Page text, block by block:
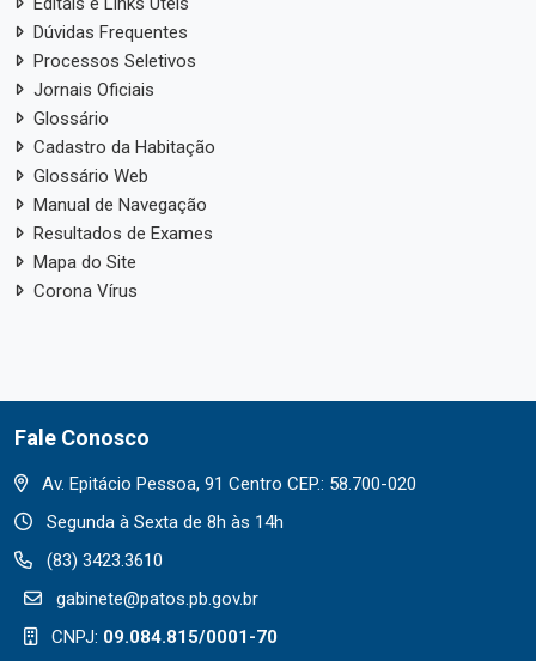
Dúvidas Frequentes
Processos Seletivos
Jornais Oficiais
Glossário
Cadastro da Habitação
Glossário Web
Manual de Navegação
Resultados de Exames
Mapa do Site
Corona Vírus
Fale Conosco
Av. Epitácio Pessoa, 91 Centro CEP.: 58.700-020
Segunda à Sexta de 8h às 14h
(83) 3423.3610
gabinete@patos.pb.gov.br
CNPJ: 09.084.815/0001-70